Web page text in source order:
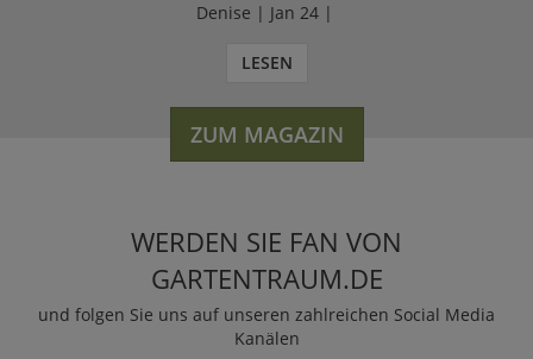
Denise | Jan 24 |
LESEN
ZUM MAGAZIN
WERDEN SIE FAN VON
GARTENTRAUM.DE
und folgen Sie uns auf unseren zahlreichen Social Media
Kanälen